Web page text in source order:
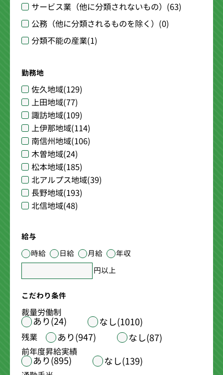
サービス業（他に分類されないもの） (63)
公務（他に分類されるものを除く） (0)
分類不能の産業(1)
勤務地
佐久地域(129)
上田地域(77)
諏訪地域(109)
上伊那地域(114)
南信州地域(106)
木曽地域(24)
松本地域(185)
北アルプス地域(39)
長野地域(193)
北信地域(48)
給与
時給
日給 月給
年収
円以上
こだわり条件
裁量労働制
あり(24) なし(1010)
残業 あり(947) なし(87)
前年度昇給実績
あり(895) なし(139)